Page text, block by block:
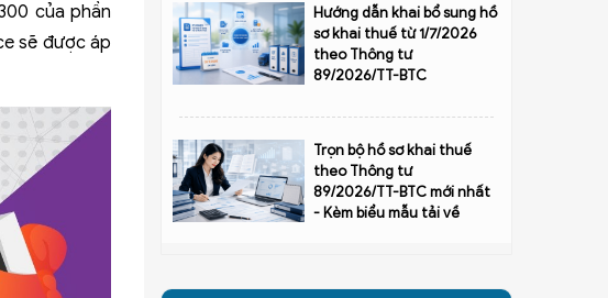
của phần
sẽ được áp
Hướng dẫn khai bổ sung hồ
sơ khai thuế từ 1/7/2026
theo Thông tư
89/2026/TT-BTC
Trọn bộ hồ sơ khai thuế
theo Thông tư
89/2026/TT-BTC mới nhất
- Kèm biểu mẫu tải về